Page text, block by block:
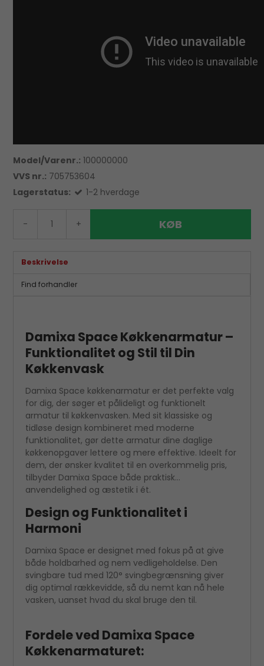
Model/Varenr.: 100000000
VVS nr.: 705753604
Lagerstatus:
1-2 hverdage
- + KØB
Beskrivelse
Find forhandler
Damixa Space Køkkenarmatur –
Funktionalitet og Stil til Din
Køkkenvask
Damixa Space køkkenarmatur er det perfekte valg
for dig, der søger et pålideligt og funktionelt
armatur til køkkenvasken. Med sit klassiske og
tidløse design kombineret med moderne
funktionalitet, gør dette armatur dine daglige
køkkenopgaver lettere og mere effektive. Ideelt for
dem, der ønsker kvalitet til en overkommelig pris,
tilbyder Damixa Space både praktisk
anvendelighed og æstetik i ét.
Design og Funktionalitet i
Harmoni
Damixa Space er designet med fokus på at give
både holdbarhed og nem vedligeholdelse. Den
svingbare tud med 120° svingbegrænsning giver
dig optimal rækkevidde, så du nemt kan nå hele
vasken, uanset hvad du skal bruge den til.
Fordele ved Damixa Space
Køkkenarmaturet: